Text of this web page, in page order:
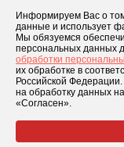
Информируем Вас о
данные и использует
Мы обязуемся
персональных данных
обработки
их обработке в
Российской
на обработку данных
«Согласен».
Контакты
Посмотреть
Каталог товаров О
Условия рассрочки